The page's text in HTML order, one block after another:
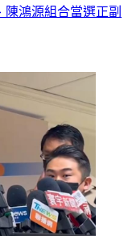
鴻源組合當選正副